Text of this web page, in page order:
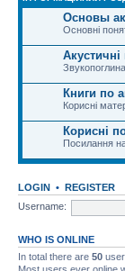
Основы
Основні
Акустичні
Книги по
Корисні
Корисні
Посилання
LOGIN • REGISTER
Username:
WHO IS ONLINE
In total there are 50
Most users ever online